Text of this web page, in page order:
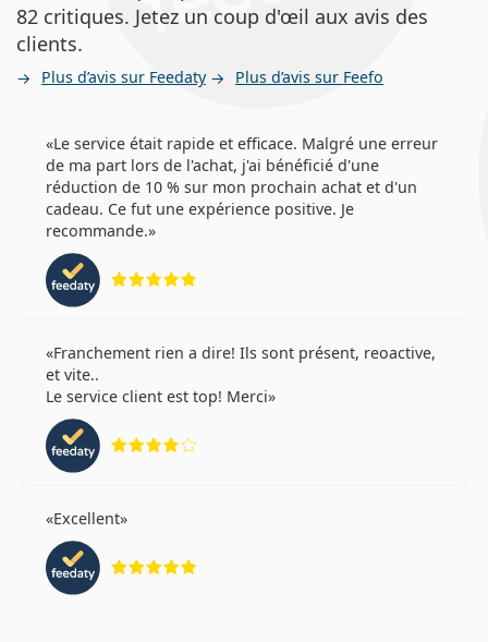
82 critiques. Jetez un coup d'œil aux avis des
clients.
Plus d’avis sur Feedaty Plus d’avis sur Feefo
Le service était rapide et efficace. Malgré une erreur
de ma part lors de l'achat, j'ai bénéficié d'une
réduction de 10 % sur mon prochain achat et d'un
cadeau. Ce fut une expérience positive. Je
recommande.
Franchement rien a dire! Ils sont présent, reoactive,
et vite..
Le service client est top! Merci
Excellent